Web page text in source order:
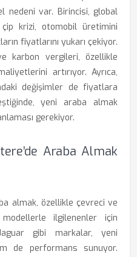
nedeni var. Birincisi, global
krizi, otomobil üretimini
fiyatlarını yukarı çekiyor.
karbon vergileri, özellikle
artırıyor. Ayrıca,
değişimler de fiyatlara
yeni araba almak
gerekiyor.
Araba Almak
almak, özellikle çevreci ve
ilgilenenler için
gibi markalar, yeni
de performans sunuyor.